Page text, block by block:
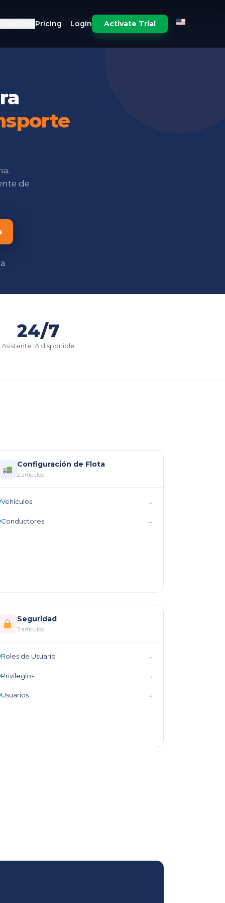
Pricing Login Activate Trial
de
24/7
Asistente IA disponible
Configuración de Flota
2 artículos
Vehículos →
Conductores →
Seguridad
3 artículos
Roles de Usuario →
Privilegios →
Usuarios →